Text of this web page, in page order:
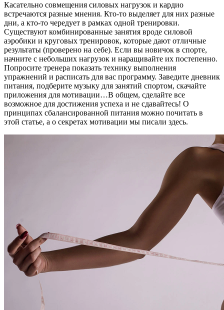
Касательно совмещения силовых нагрузок и кардио
встречаются разные мнения. Кто-то выделяет для них разные
дни, а кто-то чередует в рамках одной тренировки.
Существуют комбинированные занятия вроде силовой
аэробики и круговых тренировок, которые дают отличные
результаты (проверено на себе). Если вы новичок в спорте,
начните с небольших нагрузок и наращивайте их постепенно.
Попросите тренера показать технику выполнения
упражнений и расписать для вас программу. Заведите дневник
питания, подберите музыку для занятий спортом, скачайте
приложения для мотивации…В общем, сделайте все
возможное для достижения успеха и не сдавайтесь! О
принципах сбалансированной питания можно почитать в
этой статье, а о секретах мотивации мы писали здесь.